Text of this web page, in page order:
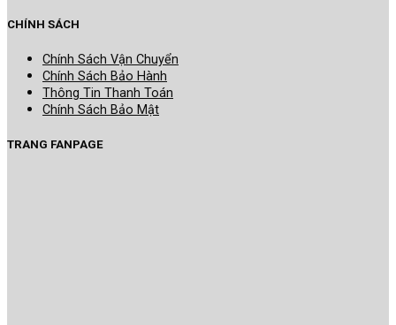
CHÍNH SÁCH
Chính Sách Vận Chuyển
Chính Sách Bảo Hành
Thông Tin Thanh Toán
Chính Sách Bảo Mật
TRANG FANPAGE